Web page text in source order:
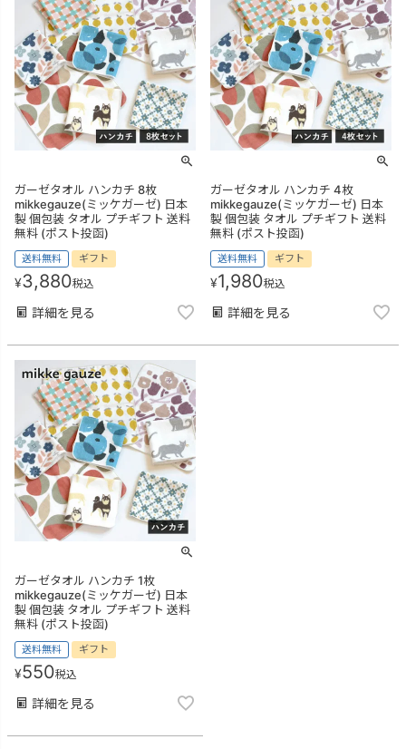
ガーゼタオル ハンカチ 8枚
mikkegauze(ミッケガーゼ) 日本
製 個包装 タオル プチギフト 送料
無料 (ポスト投函)
送料無料 ギフト
¥3,880税込
詳細を見る
ガーゼタオル ハンカチ 4枚
mikkegauze(ミッケガーゼ) 日本
製 個包装 タオル プチギフト 送料
無料 (ポスト投函)
送料無料 ギフト
¥1,980税込
詳細を見る
ガーゼタオル ハンカチ 1枚
mikkegauze(ミッケガーゼ) 日本
製 個包装 タオル プチギフト 送料
無料 (ポスト投函)
送料無料 ギフト
¥550税込
詳細を見る